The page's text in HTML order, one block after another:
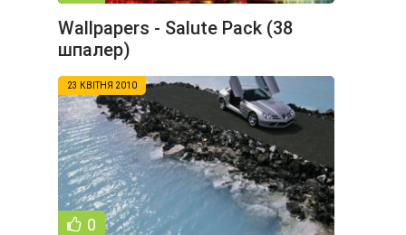
Wallpapers - Salute Pack (38
шпалер)
23 КВІТНЯ 2010
0